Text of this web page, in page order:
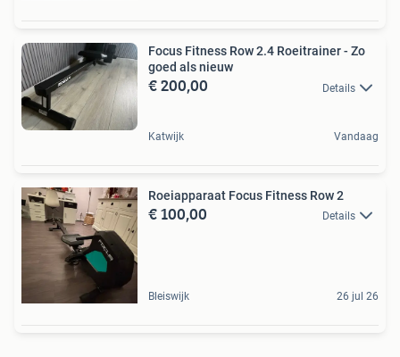
Focus Fitness Row 2.4 Roeitrainer - Zo
goed als nieuw
€ 200,00 Details
Katwijk Vandaag
Roeiapparaat Focus Fitness Row 2
€ 100,00 Details
Bleiswijk 26 jul 26